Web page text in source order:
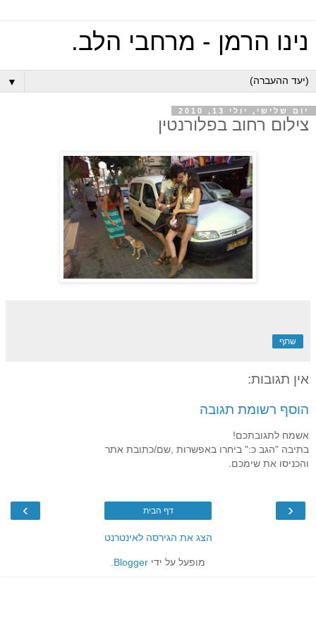
נינו הרמן - מרחבי הלב.
▼
יום שלישי, יולי 13, 2010
צילום רחוב בפלורנטין
שתף
אין תגובות:
הוסף רשומת תגובה
אשמח לתגובתכם!
בתיבה "הגב כ:" ביחרו באפשרות ,שם/כתובת אתר
והכניסו את שימכם.
‹
› דף הבית
הצג את הגירסה לאינטרנט
מופעל על ידי Blogger